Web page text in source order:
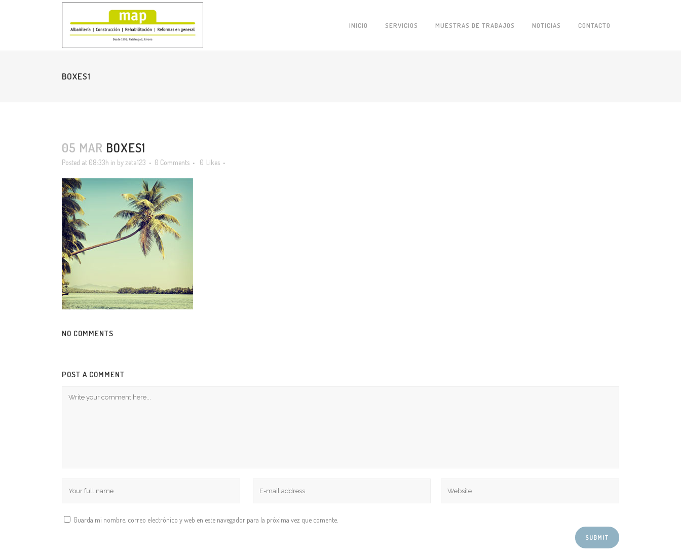
INICIO SERVICIOS MUESTRAS DE TRABAJOS NOTICIAS CONTACTO
BOXES1
05 MAR BOXES1
Posted at 08:33h in byzeta123 0 Comments 0 Likes
NO COMMENTS
POST A COMMENT
Guarda mi nombre, correo electrónico y web en este navegador para la próxima vez que comente.